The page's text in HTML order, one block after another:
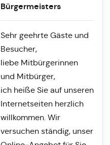
Bürgermeisters
Sehr geehrte Gäste und
Besucher,
liebe Mitbürgerinnen
und Mitbürger,
ich heiße Sie auf unseren
Internetseiten herzlich
willkommen. Wir
versuchen ständig, unser